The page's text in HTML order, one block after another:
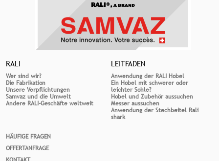
RALI®, A BRAND
RALI
Wer sind wir?
Die Fabrikation
Unsere Verpflichtungen
Samvaz und die Umwelt
Andere RALI-Geschäfte weltweit
LEITFADEN
Anwendung der RALI Hobel
Ein Hobel mit schwerer oder
leichter Sohle?
Hobel und Zubehör aussuchen
Messer aussuchen
Anwendung der Stechbeitel Rali
shark
HÄUFIGE FRAGEN
OFFERTANFRAGE